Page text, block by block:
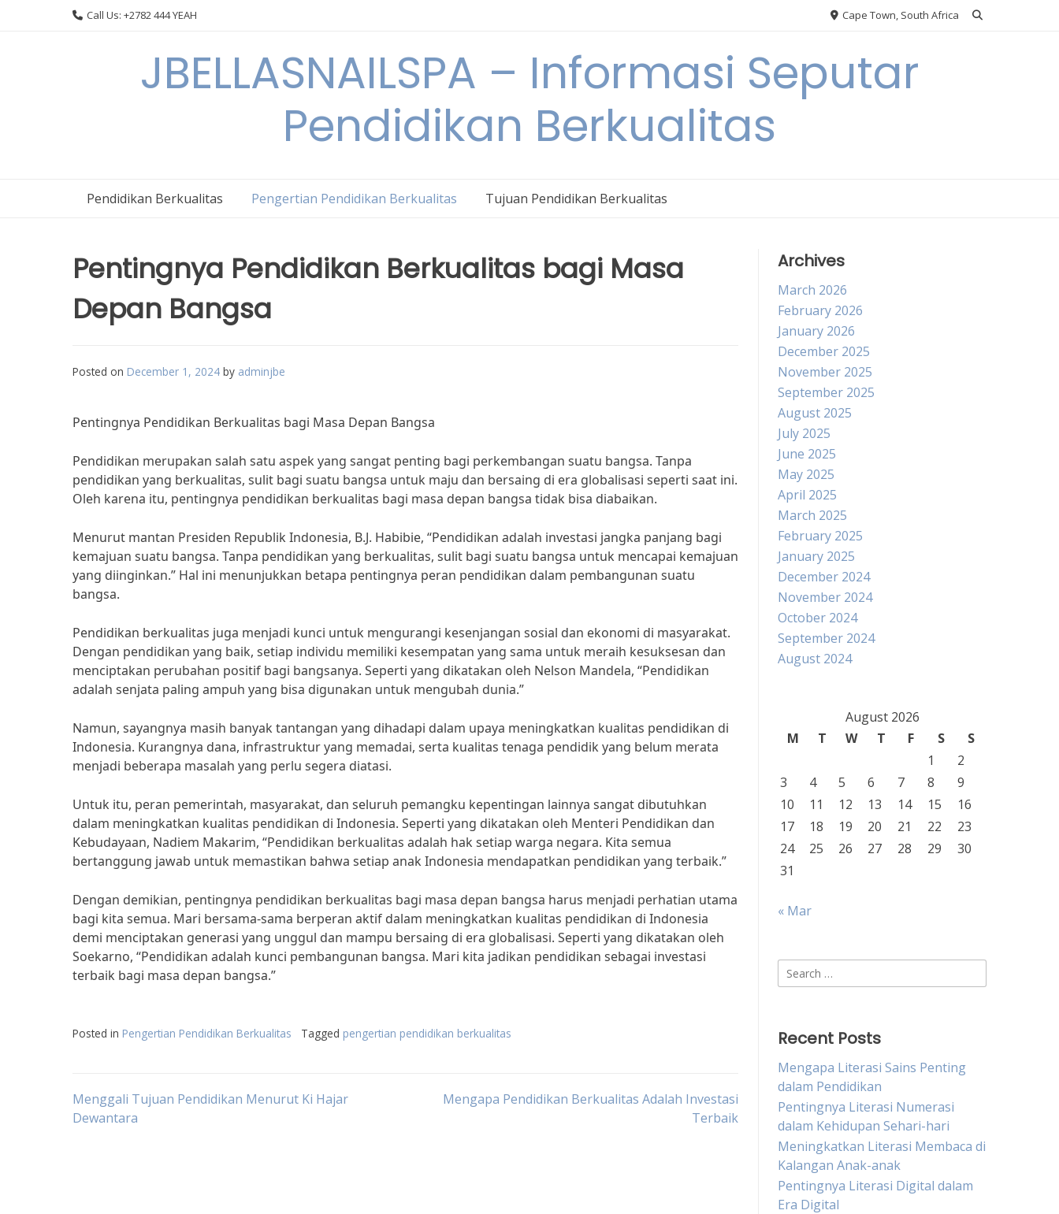
Call Us: +2782 444 YEAH Cape Town, South Africa
JBELLASNAILSPA – Informasi Seputar
Pendidikan Berkualitas
Pendidikan Berkualitas Pengertian Pendidikan Berkualitas Tujuan Pendidikan Berkualitas
Pentingnya Pendidikan Berkualitas bagi Masa
Depan Bangsa
Posted on December 1, 2024 by adminjbe
Pentingnya Pendidikan Berkualitas bagi Masa Depan Bangsa
Pendidikan merupakan salah satu aspek yang sangat penting bagi perkembangan suatu bangsa. Tanpa
pendidikan yang berkualitas, sulit bagi suatu bangsa untuk maju dan bersaing di era globalisasi seperti saat ini.
Oleh karena itu, pentingnya pendidikan berkualitas bagi masa depan bangsa tidak bisa diabaikan.
Menurut mantan Presiden Republik Indonesia, B.J. Habibie, “Pendidikan adalah investasi jangka panjang bagi
kemajuan suatu bangsa. Tanpa pendidikan yang berkualitas, sulit bagi suatu bangsa untuk mencapai kemajuan
yang diinginkan.” Hal ini menunjukkan betapa pentingnya peran pendidikan dalam pembangunan suatu
bangsa.
Pendidikan berkualitas juga menjadi kunci untuk mengurangi kesenjangan sosial dan ekonomi di masyarakat.
Dengan pendidikan yang baik, setiap individu memiliki kesempatan yang sama untuk meraih kesuksesan dan
menciptakan perubahan positif bagi bangsanya. Seperti yang dikatakan oleh Nelson Mandela, “Pendidikan
adalah senjata paling ampuh yang bisa digunakan untuk mengubah dunia.”
Namun, sayangnya masih banyak tantangan yang dihadapi dalam upaya meningkatkan kualitas pendidikan di
Indonesia. Kurangnya dana, infrastruktur yang memadai, serta kualitas tenaga pendidik yang belum merata
menjadi beberapa masalah yang perlu segera diatasi.
Untuk itu, peran pemerintah, masyarakat, dan seluruh pemangku kepentingan lainnya sangat dibutuhkan
dalam meningkatkan kualitas pendidikan di Indonesia. Seperti yang dikatakan oleh Menteri Pendidikan dan
Kebudayaan, Nadiem Makarim, “Pendidikan berkualitas adalah hak setiap warga negara. Kita semua
bertanggung jawab untuk memastikan bahwa setiap anak Indonesia mendapatkan pendidikan yang terbaik.”
Dengan demikian, pentingnya pendidikan berkualitas bagi masa depan bangsa harus menjadi perhatian utama
bagi kita semua. Mari bersama-sama berperan aktif dalam meningkatkan kualitas pendidikan di Indonesia
demi menciptakan generasi yang unggul dan mampu bersaing di era globalisasi. Seperti yang dikatakan oleh
Soekarno, “Pendidikan adalah kunci pembangunan bangsa. Mari kita jadikan pendidikan sebagai investasi
terbaik bagi masa depan bangsa.”
Posted in Pengertian Pendidikan Berkualitas Tagged pengertian pendidikan berkualitas
Post
Menggali Tujuan Pendidikan Menurut Ki Hajar
Dewantara
Mengapa Pendidikan Berkualitas Adalah Investasi
Terbaik
Archives
March 2026
February 2026
January 2026
December 2025
November 2025
September 2025
August 2025
July 2025
June 2025
May 2025
April 2025
March 2025
February 2025
January 2025
December 2024
November 2024
October 2024
September 2024
August 2024
August 2026
M
T W T F S
S
1
2
3
4 5 6 7 8
9
10
11 12 13 14 15
16
17
18 19 20 21 22
23
24
25 26 27 28 29
30
31
« Mar
Search
for:
Recent Posts
Mengapa Literasi Sains Penting
dalam Pendidikan
Pentingnya Literasi Numerasi
dalam Kehidupan Sehari-hari
Meningkatkan Literasi Membaca di
Kalangan Anak-anak
Pentingnya Literasi Digital dalam
Era Digital